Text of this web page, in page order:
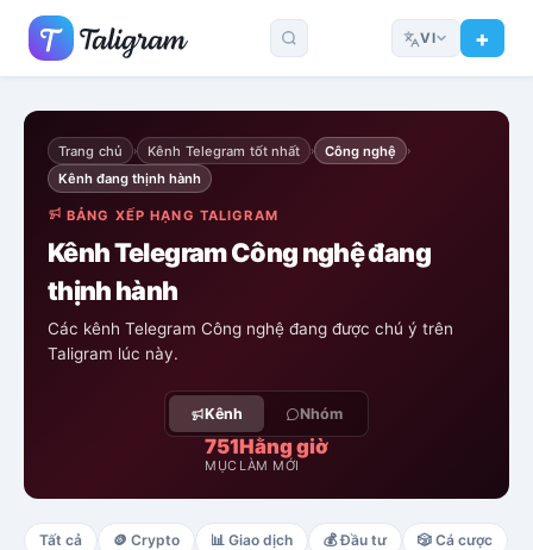
VI
Trang chủ › Kênh Telegram tốt nhất › Công nghệ ›
Kênh đang thịnh hành
BẢNG XẾP HẠNG TALIGRAM
Kênh Telegram Công nghệ đang
thịnh hành
Các kênh Telegram Công nghệ đang được chú ý trên
Taligram lúc này.
Kênh Nhóm
751
MỤC
Hằng giờ
LÀM MỚI
Tất cả 🪙 Crypto 📊 Giao dịch 💰 Đầu tư 🎲 Cá cược